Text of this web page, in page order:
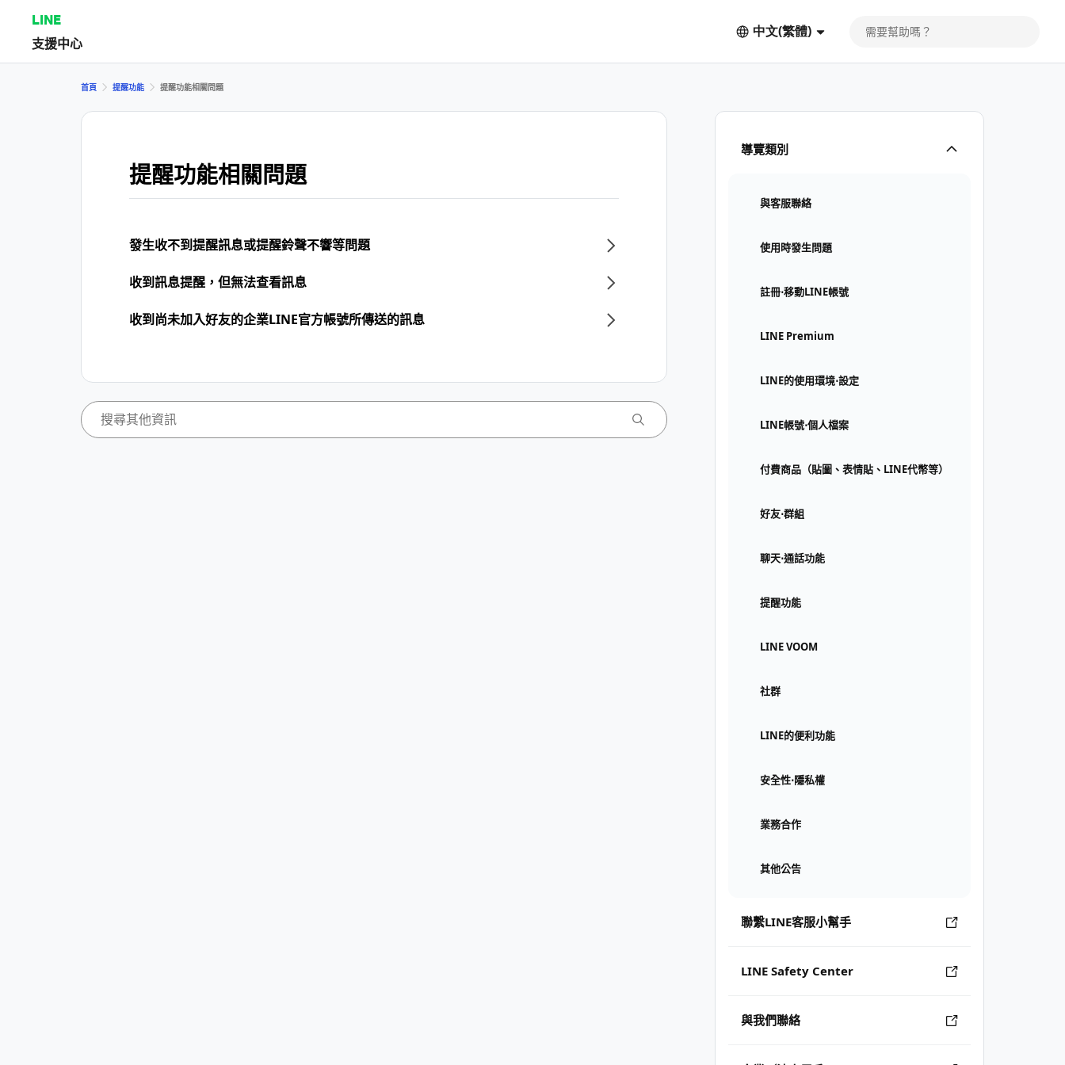
LINE
支援中心
中文(繁體)
導覽類別
與客服聯絡
使用時發生問題
註冊⋅移動LINE帳號
LINE Premium
LINE的使用環境⋅設定
LINE帳號⋅個人檔案
付費商品（貼圖、表情貼、LINE代幣等）
好友⋅群組
聊天⋅通話功能
提醒功能
LINE VOOM
社群
LINE的便利功能
安全性⋅隱私權
業務合作
其他公告
聯繫LINE客服小幫手
LINE Safety Center
與我們聯絡
首頁 提醒功能 提醒功能相關問題
提醒功能相關問題
發生收不到提醒訊息或提醒鈴聲不響等問題
收到訊息提醒，但無法查看訊息
收到尚未加入好友的企業LINE官方帳號所傳送的訊息